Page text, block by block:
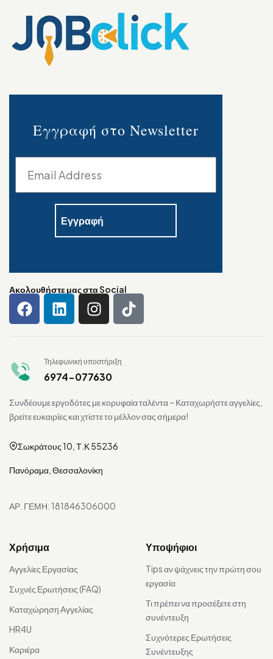
Εγγραφή στο Newsletter
Ακολουθήστε μας στα Social
Τηλεφωνική υποστήριξη
6974-077630
Συνδέουμε εργοδότες με κορυφαία ταλέντα – Καταχωρήστε αγγελίες,
βρείτε ευκαιρίες και χτίστε το μέλλον σας σήμερα!
Σωκράτους 10, Τ.Κ 55236
Πανόραμα, Θεσσαλονίκη
ΑΡ. ΓΕΜΗ: 181846306000
Χρήσιμα
Αγγελίες Εργασίας
Συχνές Ερωτήσεις (FAQ)
Καταχώρηση Αγγελίας
HR4U
Καριέρα
Υποψήφιοι
Tips αν ψάχνεις την πρώτη σου
εργασία
Τι πρέπει να προσέξετε στη
συνέντευξη
Συχνότερες Ερωτήσεις
Συνέντευξης